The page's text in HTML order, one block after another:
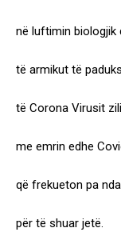
në luftimin biologjik
të armikut të
të Corona Virusit
me emrin edhe
që frekueton pa
për të shuar jetë.